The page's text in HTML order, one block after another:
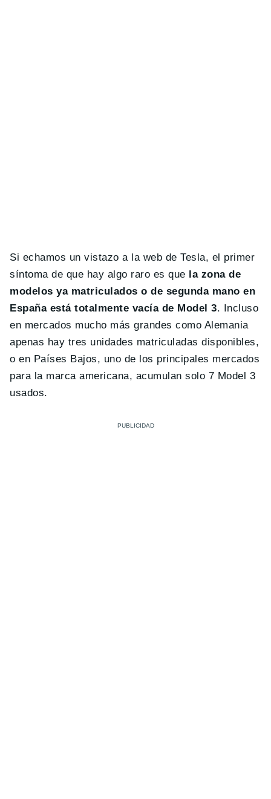
Si echamos un vistazo a la web de Tesla, el primer
síntoma de que hay algo raro es que la zona de
modelos ya matriculados o de segunda mano en
España está totalmente vacía de Model 3. Incluso
en mercados mucho más grandes como Alemania
apenas hay tres unidades matriculadas disponibles,
o en Países Bajos, uno de los principales mercados
para la marca americana, acumulan solo 7 Model 3
usados.